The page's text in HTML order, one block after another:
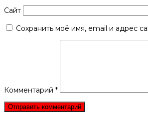
Сайт
Сохранить моё имя, email и адрес
Комментарий *